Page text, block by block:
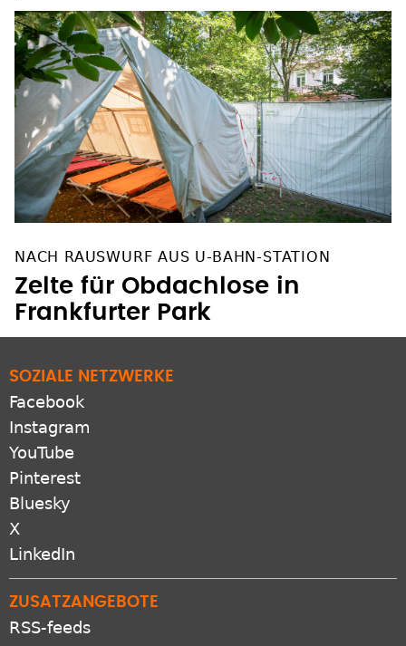
NACH RAUSWURF AUS U-BAHN-STATION
Zelte für Obdachlose in
Frankfurter Park
SOZIALE NETZWERKE
Facebook
Instagram
YouTube
Pinterest
Bluesky
X
LinkedIn
ZUSATZANGEBOTE
RSS-feeds